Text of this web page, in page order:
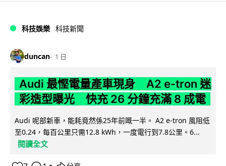
科技娛樂 科技新聞
duncan 1 日
Audi 最慳電量產車現身 A2 e-tron 迷
彩造型曝光 快充 26 分鐘充滿 8 成電
Audi 呢部新車，能耗竟然係25年前嘅一半。 A2 e-tron 風阻低
至0.24，每百公里只需12.8 kWh，一度電行到7.8公里。6...
閱讀全文